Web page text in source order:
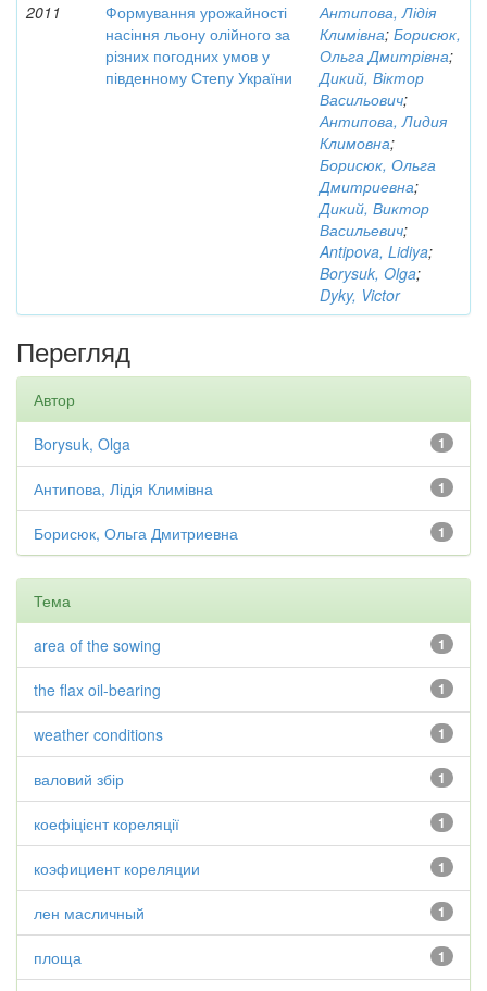
2011
Формування урожайності
насіння льону олійного за
різних погодних умов у
південному Степу України
Антипова, Лідія
Климівна; Борисюк,
Ольга Дмитрівна;
Дикий, Віктор
Васильович;
Антипова, Лидия
Климовна;
Борисюк, Ольга
Дмитриевна;
Дикий, Виктор
Васильевич;
Antipova, Lidiya;
Borysuk, Olga;
Dyky, Victor
Перегляд
Автор
1
Borysuk, Olga
1
Антипова, Лідія Климівна
1
Борисюк, Ольга Дмитриевна
Тема
1
area of the sowing
1
the flax oil-bearing
1
weather conditions
1
валовий збір
1
коефіцієнт кореляції
1
коэфициент кореляции
1
лен масличный
1
площа